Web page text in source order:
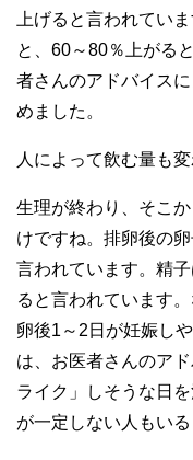
上げると言われてい
と、60～80％上がる
者さんのアドバイス
めました。
人によって飲む量も
生理が終わり、そこ
けですね。排卵後の
言われています。精
ると言われています
卵後1～2日が妊娠し
は、お医者さんのア
ライク」しそうな日
が一定しない人もいる